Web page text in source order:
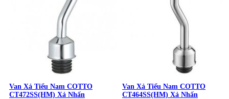
cao, COTTO CT472SL(HM) là lựa chọn hoàn hảo cho mọi
nhà. Hãy liên hệKim Quốc Tiến
ngay hôm nay để được tư
vấn và mua sản phẩm với giá ưu đãi!
Thiết Bị Vệ Sinh Van Xả Nhấn
Thương hiệu:Thiết bị vệ sinh COTTO
Van Xả Tiểu Nam COTTO
CT472SS(HM) Xả Nhấn
Van Xả Tiểu Nam COTTO
CT464SS(HM) Xả Nhấn